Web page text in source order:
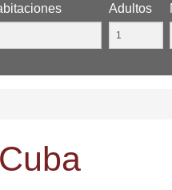
Adultos